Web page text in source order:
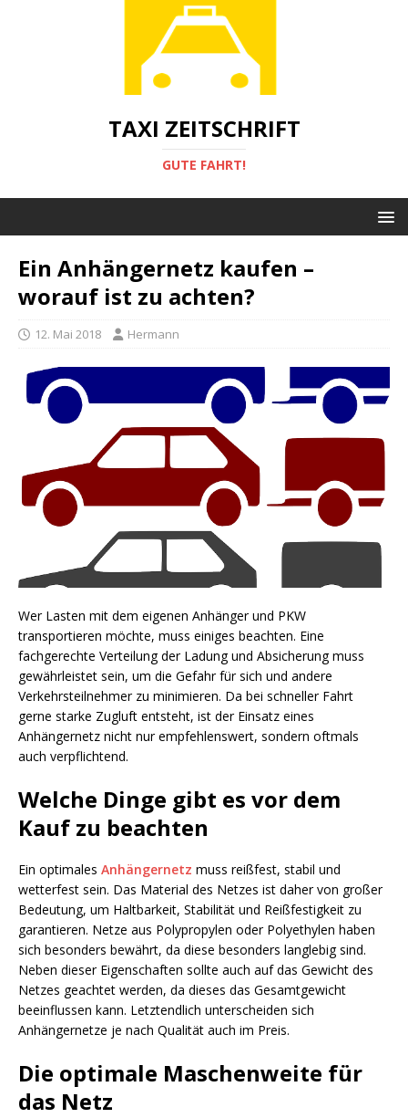
TAXI ZEITSCHRIFT
GUTE FAHRT!
Ein Anhängernetz kaufen –
worauf ist zu achten?
12. Mai 2018 Hermann
Wer Lasten mit dem eigenen Anhänger und PKW
transportieren möchte, muss einiges beachten. Eine
fachgerechte Verteilung der Ladung und Absicherung muss
gewährleistet sein, um die Gefahr für sich und andere
Verkehrsteilnehmer zu minimieren. Da bei schneller Fahrt
gerne starke Zugluft entsteht, ist der Einsatz eines
Anhängernetz nicht nur empfehlenswert, sondern oftmals
auch verpflichtend.
Welche Dinge gibt es vor dem
Kauf zu beachten
Ein optimales Anhängernetz muss reißfest, stabil und
wetterfest sein. Das Material des Netzes ist daher von großer
Bedeutung, um Haltbarkeit, Stabilität und Reißfestigkeit zu
garantieren. Netze aus Polypropylen oder Polyethylen haben
sich besonders bewährt, da diese besonders langlebig sind.
Neben dieser Eigenschaften sollte auch auf das Gewicht des
Netzes geachtet werden, da dieses das Gesamtgewicht
beeinflussen kann. Letztendlich unterscheiden sich
Anhängernetze je nach Qualität auch im Preis.
Die optimale Maschenweite für
das Netz